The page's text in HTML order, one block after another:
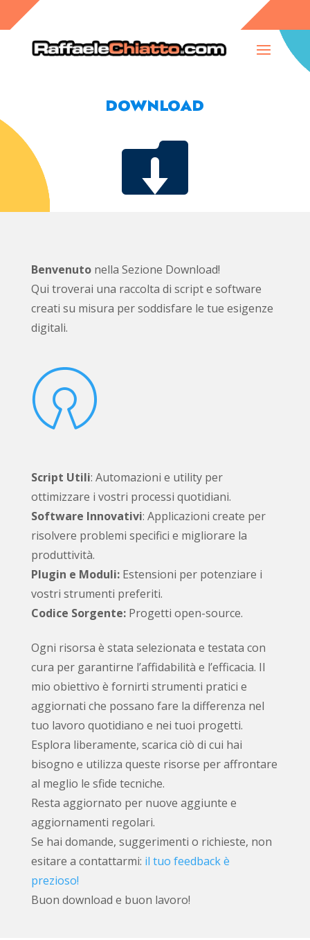
DOWNLOAD

Benvenutonella Sezione Download!
Qui troverai una raccolta di script e software
creati su misura per soddisfare le tue esigenze
digitali.

Script Utili: Automazioni e utility per
ottimizzare i vostri processi quotidiani.
Software Innovativi: Applicazioni create per
risolvere problemi specifici e migliorare la
produttività.
Plugin e Moduli:Estensioni per potenziare i
vostri strumenti preferiti.
Codice Sorgente:Progetti open-source.
Ogni risorsa è stata selezionata e testata con
cura per garantirne l’affidabilità e l’efficacia. Il
mio obiettivo è fornirti strumenti pratici e
aggiornati che possano fare la differenza nel
tuo lavoro quotidiano e nei tuoi progetti.
Esplora liberamente, scarica ciò di cui hai
bisogno e utilizza queste risorse per affrontare
al meglio le sfide tecniche.
Resta aggiornato per nuove aggiunte e
aggiornamenti regolari.
Se hai domande, suggerimenti o richieste, non
esitare a contattarmi: il tuo feedback è
prezioso!
Buon download e buon lavoro!